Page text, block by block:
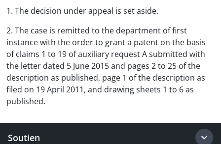
1. The decision under appeal is set aside.
2. The case is remitted to the department of first
instance with the order to grant a patent on the basis
of claims 1 to 19 of auxiliary request A submitted with
the letter dated 5 June 2015 and pages 2 to 25 of the
description as published, page 1 of the description as
filed on 19 April 2011, and drawing sheets 1 to 6 as
published.
Soutien